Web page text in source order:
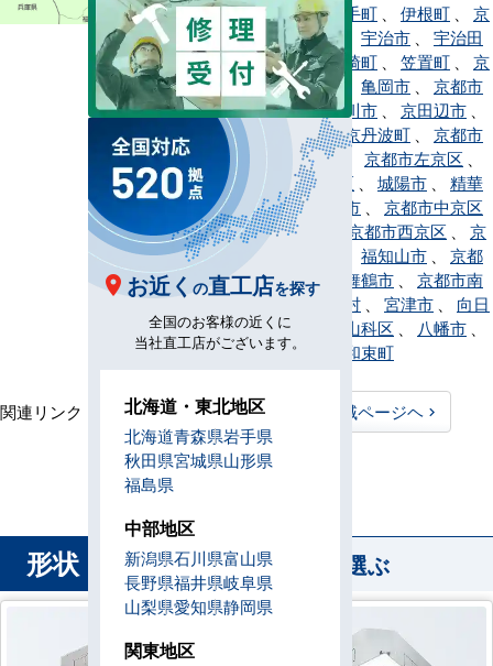
綾部市、井手町 伊根町
京
都市右京区、 宇治市
宇治田
原町、大山崎町 笠置町
京
都市上京区、 亀岡市
京都市
北区、木津川市 京田辺市
京丹後市、京丹波町
京都市
久御山町 京都市左京区
京都市下京区
城陽市
精華
町、長岡京市
京都市中京区
、南丹市 京都市西京区
京
都市東山区
福知山市
京都
市伏見区
舞鶴市
京都市南
区 、南山城村 宮津市
向日
市、 京都市山科区 八幡市
与謝野町
和束町
関連リンク： TOPページヘ
京都府全域ページヘ
京都府直工店所在地
形状 から業務用エアコンを選ぶ
お近く の直工店を探す
全国のお客様の近くに
当社直工店がございます。
北海道・東北地区
北海道青森県岩手県
秋田県宮城県山形県
福島県
中部地区
新潟県石川県富山県
長野県福井県岐阜県
山梨県愛知県静岡県
関東地区